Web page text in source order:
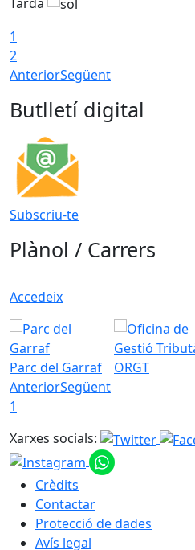
1
2
AnteriorSegüent
Butlletí digital
Subscriu-te
Plànol / Carrers
Accedeix
Parc del Garraf ORGT
AnteriorSegüent
1
Xarxes socials:
Crèdits
Contactar
Protecció de dades
Avís legal